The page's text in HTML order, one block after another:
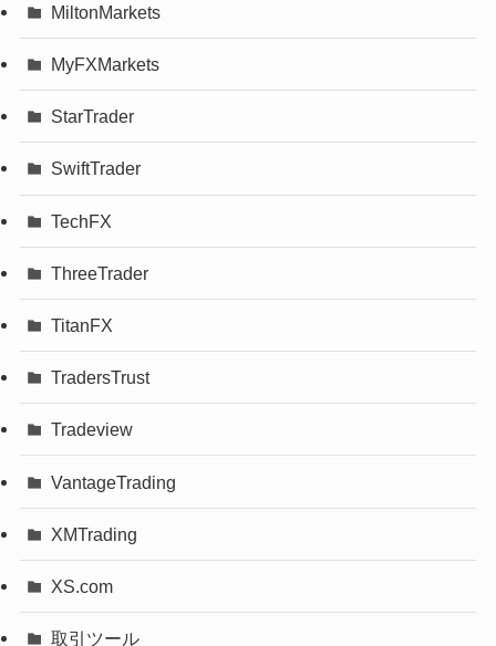
MiltonMarkets
MyFXMarkets
StarTrader
SwiftTrader
TechFX
ThreeTrader
TitanFX
TradersTrust
Tradeview
VantageTrading
XMTrading
XS.com
取引ツール